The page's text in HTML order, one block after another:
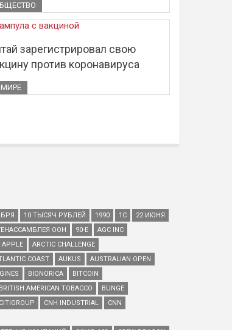
зарегистрировал свою
против коронавируса
МИРЕ
10 ТЫСЯЧ РУБЛЕЙ 1990 1С
22 ИЮНЯ
ООН 90-Е
AGC INC
APPLE
ARCTIC CHALLENGE
COAST AUKUS
AUSTRALIAN OPEN
BIONORICA
BITCOIN
BRITISH AMERICAN TOBACCO
BUNGE
CITIGROUP CNH INDUSTRIAL
CNN